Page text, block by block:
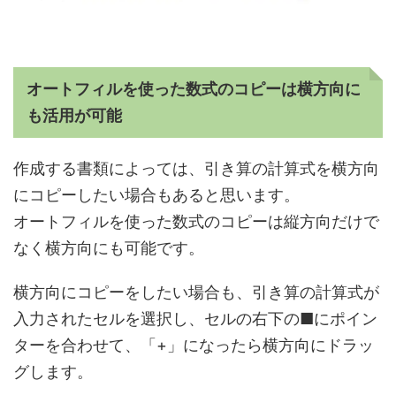
オートフィルを使った数式のコピーは横方向に
も活用が可能
作成する書類によっては、引き算の計算式を横方向
にコピーしたい場合もあると思います。
オートフィルを使った数式のコピーは縦方向だけで
なく横方向にも可能です。
横方向にコピーをしたい場合も、引き算の計算式が
入力されたセルを選択し、セルの右下の■にポイン
ターを合わせて、「+」になったら横方向にドラッ
グします。